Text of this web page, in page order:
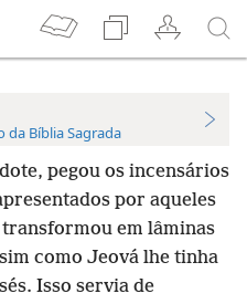
Bíblia Sagrada
pegou os incensários
por aqueles
em lâminas
como Jeová lhe tinha
Isso servia de